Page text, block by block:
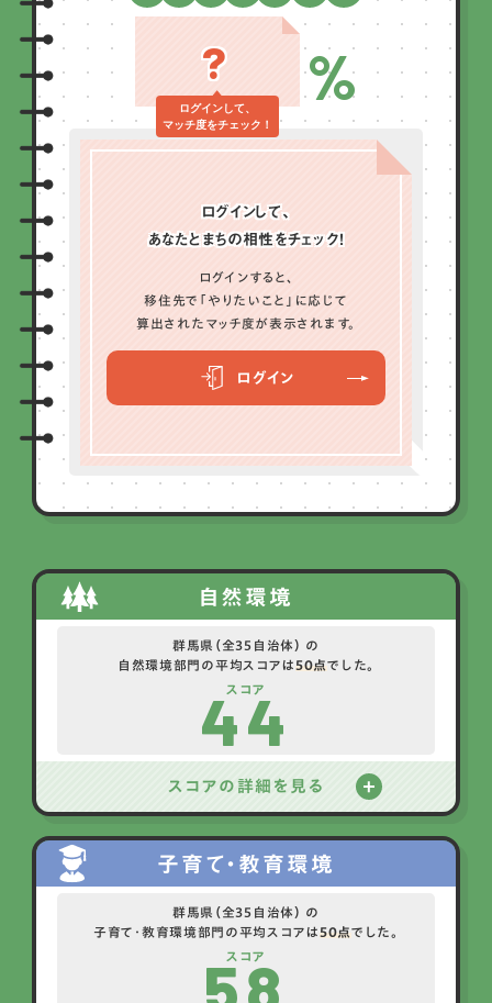
ログインして、
マッチ度をチェック！
? %
ログインして、
あなたとまちの相性をチェック！
ログインすると、
移住先で「やりたいこと」に応じて
算出されたマッチ度が表示されます。
ログイン
自然環境
群馬県（全35自治体） の
自然環境部門の平均スコアは 50点でした。
スコア
44
スコアの詳細を見る
子育て・教育環境
群馬県（全35自治体） の
子育て・教育環境部門の平均スコアは 50点でした。
スコア
58